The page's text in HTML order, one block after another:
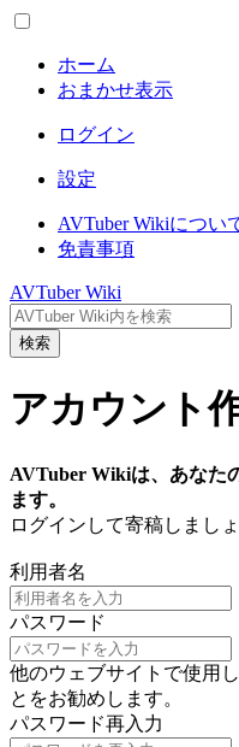
ホーム
おまかせ表示
ログイン
設定
AVTuber Wikiについ
免責事項
AVTuber Wiki
検索
アカウント
AVTuber Wikiは、あなた
ます。
ログインして寄稿しましょ
利用者名
パスワード
他のウェブサイトで使用
とをお勧めします。
パスワード再入力